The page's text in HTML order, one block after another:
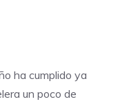
ha cumplido ya
un poco de